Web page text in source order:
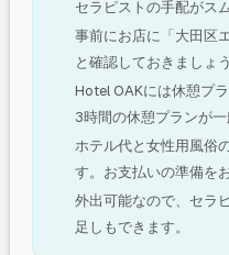
セラピストの手配がス
事前にお店に「大田区
と確認しておきましょう
Hotel OAKには休憩プ
3時間の休憩プランが一
ホテル代と女性用風俗
す。お支払いの準備を
外出可能なので、セラ
足しもできます。